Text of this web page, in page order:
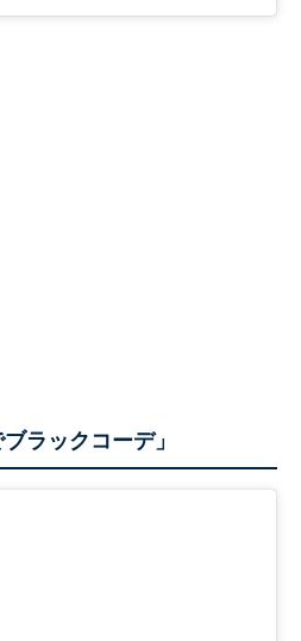
ラックコーデ」